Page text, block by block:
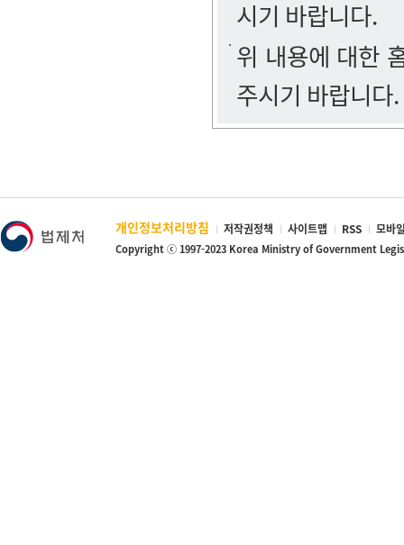
시기 바랍니다.
위 내용에 대한
주시기 바랍니다.
개인정보처리방침 저작권정책 사이트맵 RSS 모바
Copyright ⓒ 1997-2023 Korea Ministry of Government